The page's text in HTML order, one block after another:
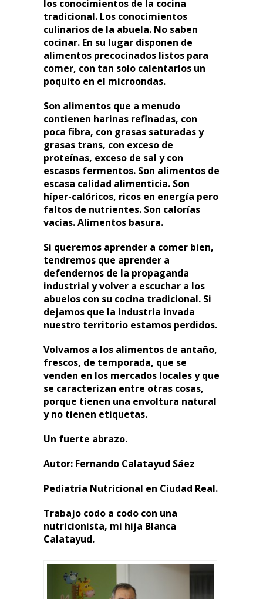
los conocimientos de la cocina
tradicional. Los conocimientos
culinarios de la abuela. No saben
cocinar. En su lugar disponen de
alimentos precocinados listos para
comer, con tan solo calentarlos un
poquito en el microondas.
Son alimentos que a menudo
contienen harinas refinadas, con
poca fibra, con grasas saturadas y
grasas trans, con exceso de
proteínas, exceso de sal y con
escasos fermentos. Son alimentos de
escasa calidad alimenticia. Son
híper-calóricos, ricos en energía pero
faltos de nutrientes. Son calorías
vacías. Alimentos basura.
Si queremos aprender a comer bien,
tendremos que aprender a
defendernos de la propaganda
industrial y volver a escuchar a los
abuelos con su cocina tradicional. Si
dejamos que la industria invada
nuestro territorio estamos perdidos.
Volvamos a los alimentos de antaño,
frescos, de temporada, que se
venden en los mercados locales y que
se caracterizan entre otras cosas,
porque tienen una envoltura natural
y no tienen etiquetas.
Un fuerte abrazo.
Autor: Fernando Calatayud Sáez
Pediatría Nutricional en Ciudad Real.
Trabajo codo a codo con una
nutricionista, mi hija Blanca
Calatayud.